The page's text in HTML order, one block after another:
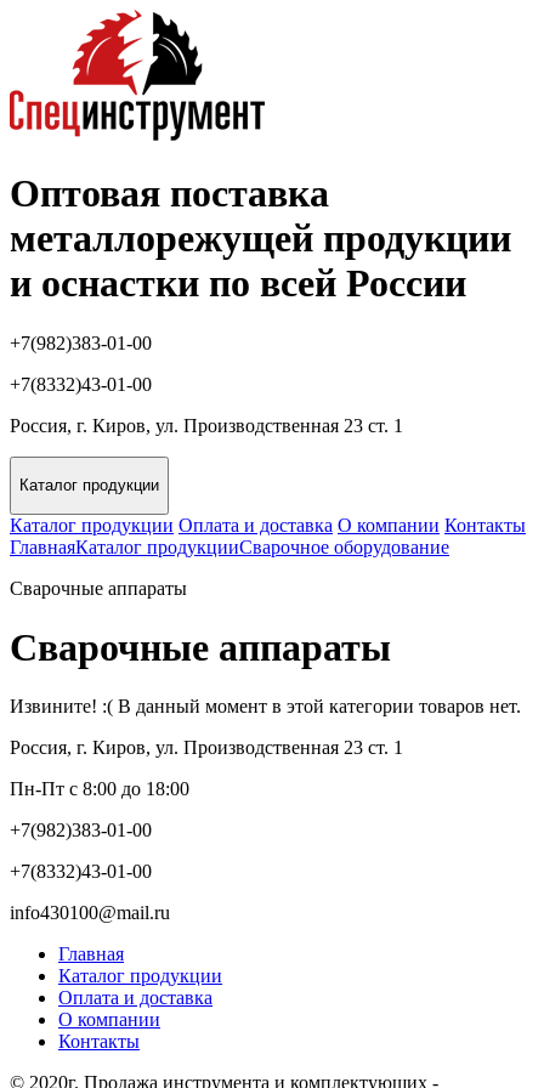
Оптовая поставка
металлорежущей продукции
и оснастки по всей России
+7(982)383-01-00
+7(8332)43-01-00
Россия, г. Киров, ул. Производственная 23 ст. 1
Каталог продукции
Каталог продукции Оплата и доставка О компании Контакты
ГлавнаяКаталог продукцииСварочное оборудование
Сварочные аппараты
Сварочные аппараты
Извините! :( В данный момент в этой категории товаров нет.
Россия, г. Киров, ул. Производственная 23 ст. 1
Пн-Пт с 8:00 до 18:00
+7(982)383-01-00
+7(8332)43-01-00
info430100@mail.ru
Главная
Каталог продукции
Оплата и доставка
О компании
Контакты
© 2020г. Продажа инструмента и комплектующих -